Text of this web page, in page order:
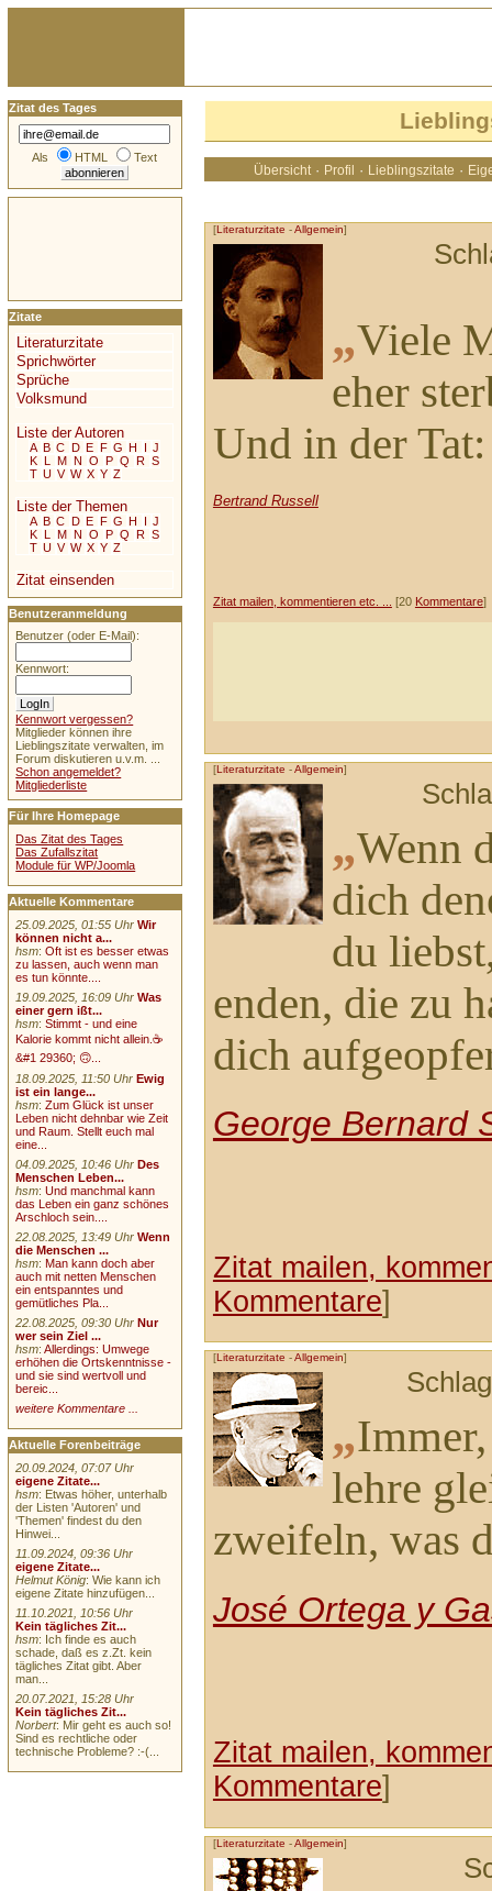
Übersicht · Profil · Lieblingszitate ·
[Literaturzitate -Allgemein]
„Viele
eher
Und in der
Bertrand Russell
Zitat mailen, kommentieren etc. ... [20 Kommentare]
[Literaturzitate -Allgemein]
„Wenn
dich
du
enden, die zu
dich
George Bernard
Zitat mailen,
Kommentare]
[Literaturzitate -Allgemein]
„
lehre
zweifeln, was
José Ortega y
Zitat mailen,
Kommentare]
[Literaturzitate -Allgemein]
Zitat des Tages
Als HTML Text
Zitate
Literaturzitate
Sprichwörter
Sprüche
Volksmund
Liste der Autoren
A B C D E F G H I J
K L M N O P Q R S
T U V W X Y Z
Liste der Themen
A B C D E F G H I J
K L M N O P Q R S
T U V W X Y Z
Zitat einsenden
Benutzeranmeldung
Benutzer (oder E-Mail):
Kennwort:
Kennwort vergessen?
Mitglieder können ihre
Lieblingszitate verwalten, im
Forum diskutieren u.v.m. ...
Schon angemeldet?
Mitgliederliste
Für Ihre Homepage
Das Zitat des Tages
Das Zufallszitat
Module für WP/Joomla
Aktuelle Kommentare
25.09.2025, 01:55 Uhr Wir
können nicht a...
hsm:Oft ist es besser etwas
zu lassen, auch wenn man
es tun könnte....
19.09.2025, 16:09 Uhr Was
einer gern ißt...
hsm:Stimmt - und eine
Kalorie kommt nicht allein.☕
&#1 29360; 🙃...
18.09.2025, 11:50 Uhr Ewig
ist ein lange...
hsm:Zum Glück ist unser
Leben nicht dehnbar wie Zeit
und Raum. Stellt euch mal
eine...
04.09.2025, 10:46 Uhr Des
Menschen Leben...
hsm:Und manchmal kann
das Leben ein ganz schönes
Arschloch sein....
22.08.2025, 13:49 Uhr Wenn
die Menschen ...
hsm:Man kann doch aber
auch mit netten Menschen
ein entspanntes und
gemütliches Pla...
22.08.2025, 09:30 Uhr Nur
wer sein Ziel ...
hsm:Allerdings: Umwege
erhöhen die Ortskenntnisse -
und sie sind wertvoll und
bereic...
weitere Kommentare ...
Aktuelle Forenbeiträge
20.09.2024, 07:07 Uhr
eigene Zitate...
hsm: Etwas höher, unterhalb
der Listen 'Autoren' und
'Themen' findest du den
Hinwei...
11.09.2024, 09:36 Uhr
eigene Zitate...
Helmut König: Wie kann ich
eigene Zitate hinzufügen...
11.10.2021, 10:56 Uhr
Kein tägliches Zit...
hsm: Ich finde es auch
schade, daß es z.Zt. kein
tägliches Zitat gibt. Aber
man...
20.07.2021, 15:28 Uhr
Kein tägliches Zit...
Norbert: Mir geht es auch so!
Sind es rechtliche oder
technische Probleme? :-(...